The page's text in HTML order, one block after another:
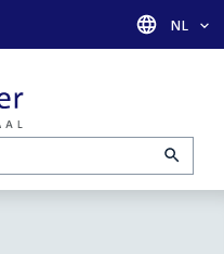
Taal
NL